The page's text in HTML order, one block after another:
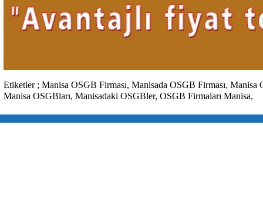
Etiketler ; Manisa OSGB Firması, Manisada OSGB Firması,
Manisa OSGBları, Manisadaki OSGBler, OSGB Firmaları Manisa,